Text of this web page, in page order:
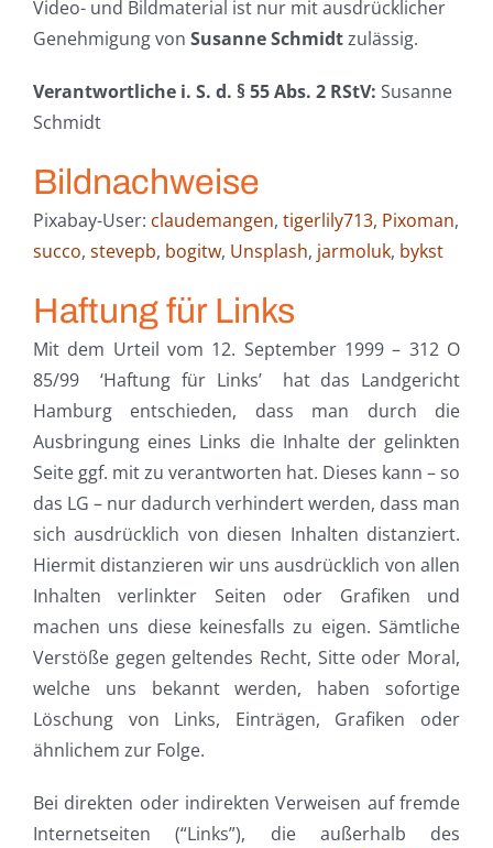
Video- und Bildmaterial ist nur mit ausdrücklicher
Genehmigung von Susanne Schmidtzulässig.
Verantwortliche i. S. d. § 55 Abs. 2 RStV: Susanne
Schmidt
Bildnachweise
Pixabay-User: claudemangen, tigerlily713, Pixoman,
succo, stevepb, bogitw, Unsplash, jarmoluk, bykst
Haftung für Links
Mit dem Urteil vom 12. September 1999 – 312 O
85/99 ­ ‘Haftung für Links’ ­ hat das Landgericht
Hamburg entschieden, dass man durch die
Ausbringung eines Links die Inhalte der gelinkten
Seite ggf. mit zu verantworten hat. Dieses kann – so
das LG – nur dadurch verhindert werden, dass man
sich ausdrücklich von diesen Inhalten distanziert.
Hiermit distanzieren wir uns ausdrücklich von allen
Inhalten verlinkter Seiten oder Grafiken und
machen uns diese keinesfalls zu eigen. Sämtliche
Verstöße gegen geltendes Recht, Sitte oder Moral,
welche uns bekannt werden, haben sofortige
Löschung von Links, Einträgen, Grafiken oder
ähnlichem zur Folge.
Bei direkten oder indirekten Verweisen auf fremde
Internetseiten (“Links”), die außerhalb des